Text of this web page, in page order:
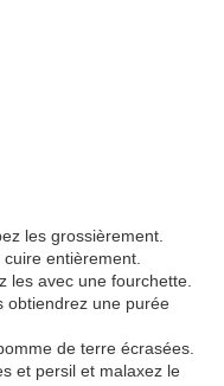
les grossièrement.
entièrement.
les avec une fourchette.
obtiendrez une purée
de terre écrasées.
et persil et malaxez le